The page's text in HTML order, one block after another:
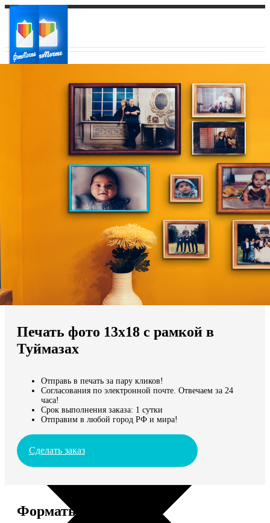
Ваш регион доставки
Выберите из списка:
Мы доставляем по всему миру
Продолжить без города
Печать фото 13х18 с рамкой в
Туймазах
Отправь в печать за пару кликов!
Согласования по электронной почте. Отвечаем за 24
часа!
Срок выполнения заказа: 1 сутки
Отправим в любой город РФ и мира!
Сделать заказ
Форматы и цены